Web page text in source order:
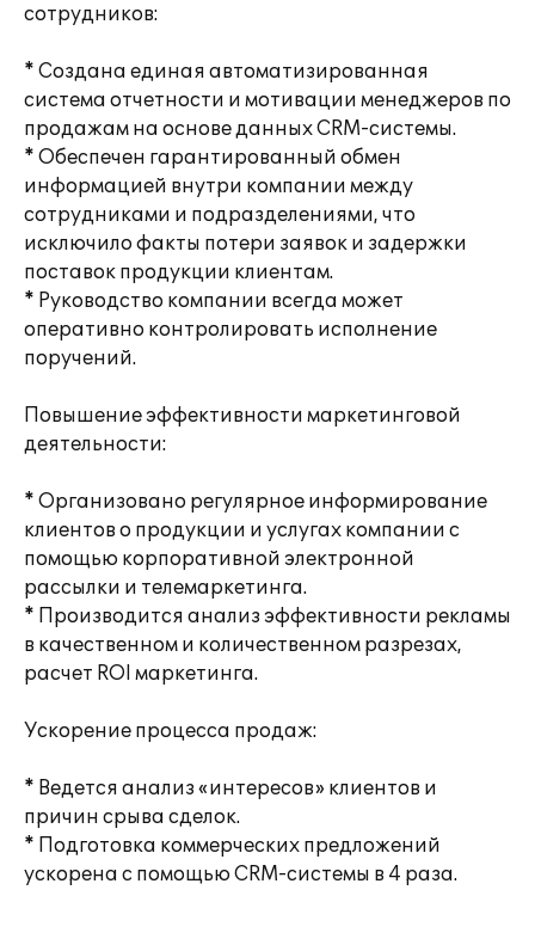
сотрудников:
* Создана единая автоматизированная
система отчетности и мотивации менеджеров по
продажам на основе данных CRM-системы.
* Обеспечен гарантированный обмен
информацией внутри компании между
сотрудниками и подразделениями, что
исключило факты потери заявок и задержки
поставок продукции клиентам.
* Руководство компании всегда может
оперативно контролировать исполнение
поручений.
Повышение эффективности маркетинговой
деятельности:
* Организовано регулярное информирование
клиентов о продукции и услугах компании с
помощью корпоративной электронной
рассылки и телемаркетинга.
* Производится анализ эффективности рекламы
в качественном и количественном разрезах,
расчет ROI маркетинга.
Ускорение процесса продаж:
* Ведется анализ «интересов» клиентов и
причин срыва сделок.
* Подготовка коммерческих предложений
ускорена с помощью CRM-системы в 4 раза.